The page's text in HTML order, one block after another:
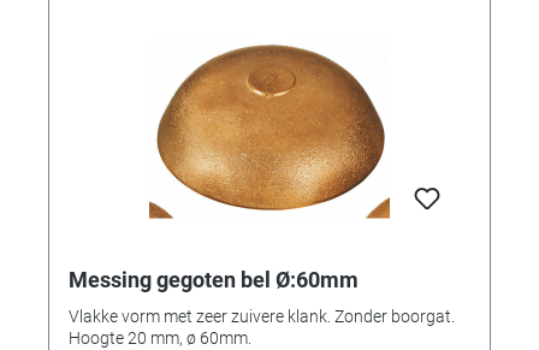
Messing gegoten bel Ø:60mm
Vlakke vorm met zeer zuivere klank. Zonder boorgat.
Hoogte 20 mm, ø 60mm.